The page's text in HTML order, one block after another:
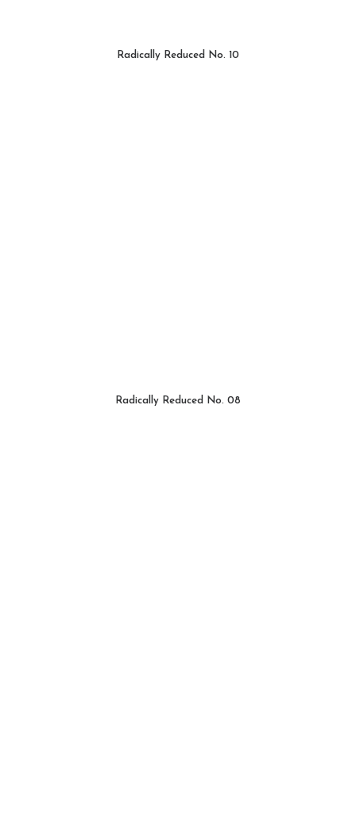
Radically Reduced No. 10
Radically Reduced No. 08